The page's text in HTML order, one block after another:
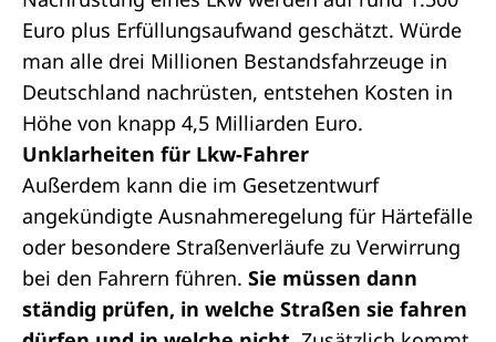
Euro plus Erfüllungsaufwand geschätzt. Würde
man alle drei Millionen Bestandsfahrzeuge in
Deutschland nachrüsten, entstehen Kosten in
Höhe von knapp 4,5 Milliarden Euro.
Unklarheiten für Lkw-Fahrer
Außerdem kann die im Gesetzentwurf
angekündigte Ausnahmeregelung für Härtefälle
oder besondere Straßenverläufe zu Verwirrung
bei den Fahrern führen. Sie müssen dann
ständig prüfen, in welche Straßen sie fahren